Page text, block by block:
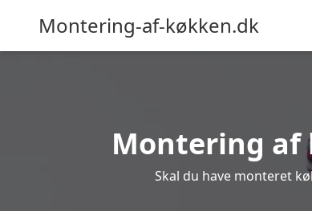
Montering-af-køkken.dk
Montering af
Skal du have monteret